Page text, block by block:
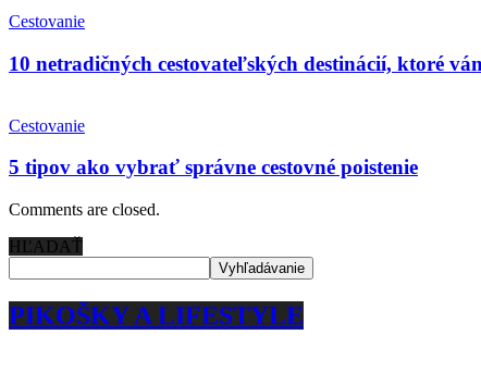
Cestovanie
10 netradičných cestovateľských destinácií, ktoré
Cestovanie
5 tipov ako vybrať správne cestovné poistenie
Comments are closed.
HĽADAŤ
PIKOŠKY A LIFESTYLE